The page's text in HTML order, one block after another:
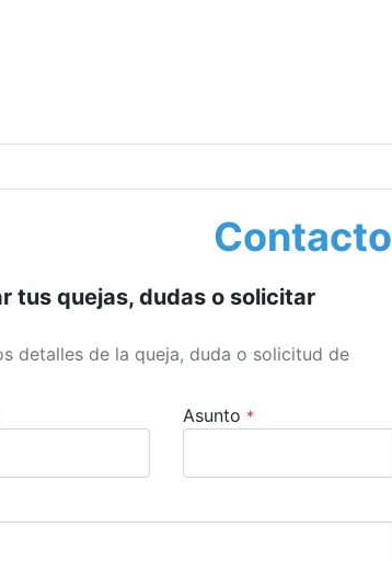
Contacto
tus quejas, dudas o solicitar
detalles de la queja, duda o solicitud de
Asunto *